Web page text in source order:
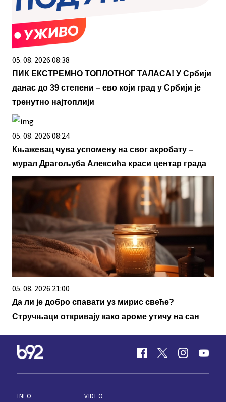
05. 08. 2026 08:38
ПИК ЕКСТРЕМНО ТОПЛОТНОГ ТАЛАСА! У Србији
данас до 39 степени – ево који град у Србији је
тренутно најтоплији
05. 08. 2026 08:24
Књажевац чува успомену на свог акробату –
мурал Драгoљуба Алексића краси центар града
05. 08. 2026 21:00
Да ли је добро спавати уз мирис свеће?
Стручњаци откривају како ароме утичу на сан
INFO
VIDEO